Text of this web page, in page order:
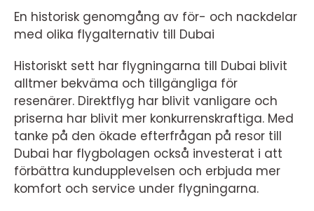
En historisk genomgång av för- och nackdelar
med olika flygalternativ till Dubai
Historiskt sett har flygningarna till Dubai blivit
alltmer bekväma och tillgängliga för
resenärer. Direktflyg har blivit vanligare och
priserna har blivit mer konkurrenskraftiga. Med
tanke på den ökade efterfrågan på resor till
Dubai har flygbolagen också investerat i att
förbättra kundupplevelsen och erbjuda mer
komfort och service under flygningarna.